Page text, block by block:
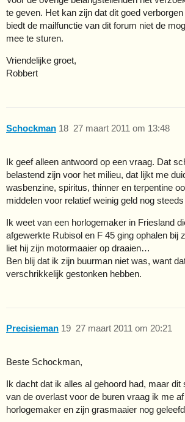
te geven. Het kan zijn dat dit goed
biedt de mailfunctie van dit forum niet de
mee te sturen.
Vriendelijke groet,
Robbert
Schockman 27 maart 2011 om 13:48
18
Ik geef alleen antwoord op een vraag. Dat
belastend zijn voor het milieu, dat lijkt me
wasbenzine, spiritus, thinner en terpentine
middelen voor relatief weinig geld nog
Ik weet van een horlogemaker in Friesland
afgewerkte Rubisol en F 45 ging ophalen bij
liet hij zijn motormaaier op draaien…
Ben blij dat ik zijn buurman niet was, want
verschrikkelijk gestonken hebben.
Precisieman 27 maart 2011 om 20:21
19
Beste Schockman,
Ik dacht dat ik alles al gehoord had, maar dit
van de overlast voor de buren vraag ik me
horlogemaker en zijn grasmaaier nog